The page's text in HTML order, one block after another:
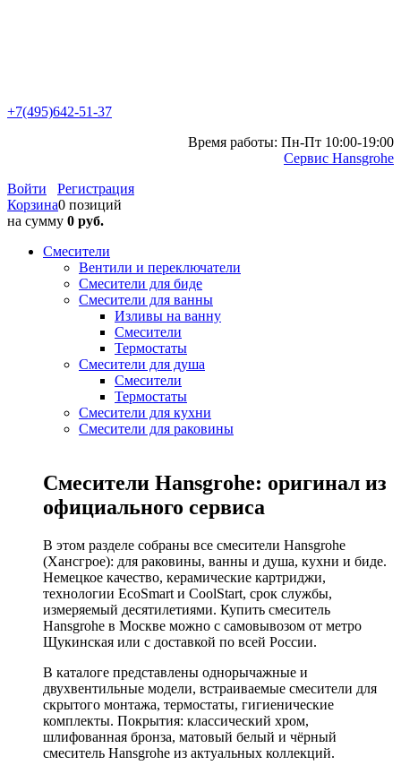
+7(495)642-51-37
Время работы: Пн-Пт 10:00-19:00
Сервис Hansgrohe
Войти
Регистрация
Корзина0 позиций
на сумму 0 руб.
Смесители
Вентили и переключатели
Смесители для биде
Смесители для ванны
Изливы на ванну
Смесители
Термостаты
Смесители для душа
Смесители
Термостаты
Смесители для кухни
Смесители для раковины
Смесители Hansgrohe: оригинал из
официального сервиса
В этом разделе собраны все смесители Hansgrohe
(Хансгрое): для раковины, ванны и душа, кухни и биде.
Немецкое качество, керамические картриджи,
технологии EcoSmart и CoolStart, срок службы,
измеряемый десятилетиями. Купить смеситель
Hansgrohe в Москве можно с самовывозом от метро
Щукинская или с доставкой по всей России.
В каталоге представлены однорычажные и
двухвентильные модели, встраиваемые смесители для
скрытого монтажа, термостаты, гигиенические
комплекты. Покрытия: классический хром,
шлифованная бронза, матовый белый и чёрный
смеситель Hansgrohe из актуальных коллекций.